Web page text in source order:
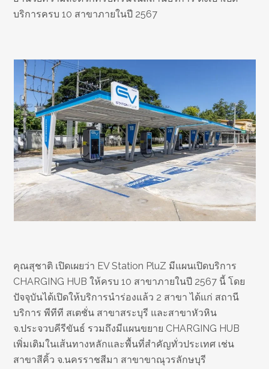
บริการครบ 10 สาขาภายในปี 2567
คุณสุชาติ เปิดเผยว่า EV Station PluZ มีแผนเปิดบริการ
CHARGING HUB ให้ครบ 10 สาขาภายในปี 2567 นี้ โดย
ปัจจุบันได้เปิดให้บริการนำร่องแล้ว 2 สาขา ได้แก่ สถานี
บริการ พีทีที สเตชั่น สาขาสระบุรี และสาขาหัวหิน
จ.ประจวบคีรีขันธ์ รวมถึงมีแผนขยาย CHARGING HUB
เพิ่มเติมในเส้นทางหลักและพื้นที่สำคัญทั่วประเทศ เช่น
สาขาสีคิ้ว จ.นครราชสีมา สาขาขาณุวรลักษบุรี